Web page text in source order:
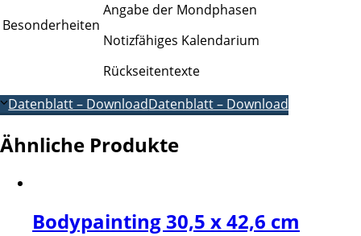
Besonderheiten
Angabe der Mondphasen
Notizfähiges Kalendarium
Rückseitentexte
Datenblatt – DownloadDatenblatt – Download
Ähnliche Produkte
Bodypainting 30,5 x 42,6 cm